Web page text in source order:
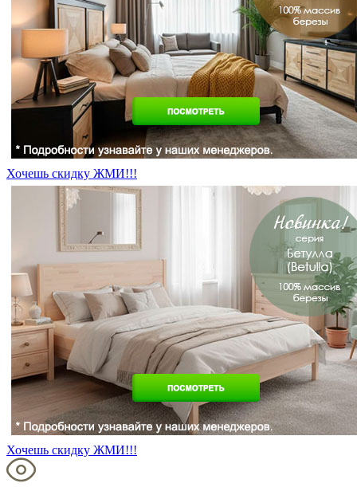
Хочешь скидку ЖМИ!!!
Хочешь скидку ЖМИ!!!